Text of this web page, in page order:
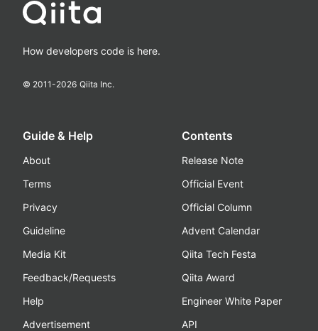
How developers code is here.
© 2011-2026 Qiita Inc.
Guide & Help
About
Terms
Privacy
Guideline
Media Kit
Feedback/Requests
Help
Advertisement
Contents
Release Note
Official Event
Official Column
Advent Calendar
Qiita Tech Festa
Qiita Award
Engineer White Paper
API